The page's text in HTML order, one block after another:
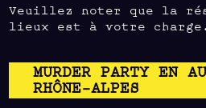
Veuillez noter que la
lieux est à votre
MURDER PARTY EN
RHÔNE-ALPES